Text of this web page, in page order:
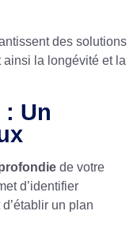
des solutions
la longévité et la
: Un
de votre
d’identifier
un plan